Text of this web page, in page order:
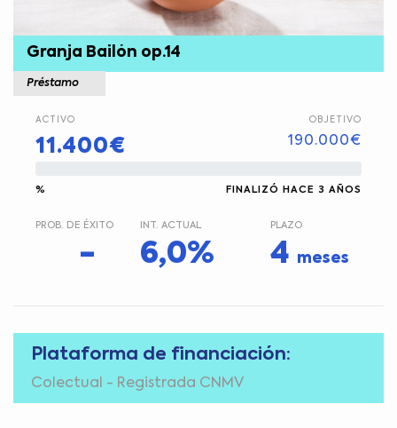
Granja Bailón op.14
Préstamo
ACTIVO
11.400€
OBJETIVO
190.000€
% FINALIZÓ HACE 3 AÑOS
PROB. DE ÉXITO
-
INT. ACTUAL
6,0%
PLAZO
4 meses
Plataforma de financiación:
Colectual - Registrada CNMV